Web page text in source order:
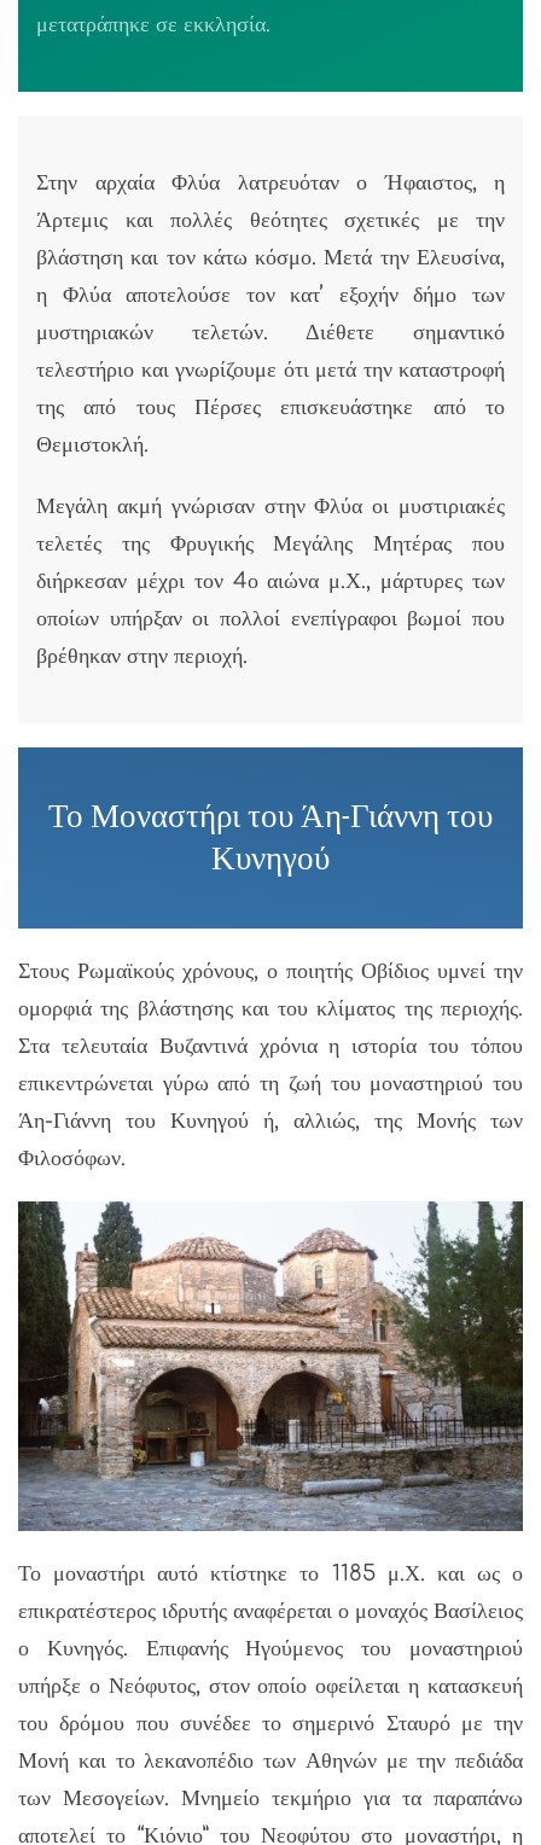
μετατράπηκε σε εκκλησία.
Στην αρχαία Φλύα λατρευόταν ο Ήφαιστος, η
Άρτεμις και πολλές θεότητες σχετικές με την
βλάστηση και τον κάτω κόσμο. Μετά την Ελευσίνα,
η Φλύα αποτελούσε τον κατ’ εξοχήν δήμο των
μυστηριακών τελετών. Διέθετε σημαντικό
τελεστήριο και γνωρίζουμε ότι μετά την καταστροφή
της από τους Πέρσες επισκευάστηκε από το
Θεμιστοκλή.
Μεγάλη ακμή γνώρισαν στην Φλύα οι μυστιριακές
τελετές της Φρυγικής Μεγάλης Μητέρας που
διήρκεσαν μέχρι τον 4ο αιώνα μ.Χ., μάρτυρες των
οποίων υπήρξαν οι πολλοί ενεπίγραφοι βωμοί που
βρέθηκαν στην περιοχή.
Το Μοναστήρι του Άη-Γιάννη του
Κυνηγού
Στους Ρωμαϊκούς χρόνους, ο ποιητής Οβίδιος υμνεί την
ομορφιά της βλάστησης και του κλίματος της περιοχής.
Στα τελευταία Βυζαντινά χρόνια η ιστορία του τόπου
επικεντρώνεται γύρω από τη ζωή του μοναστηριού του
Άη-Γιάννη του Κυνηγού ή, αλλιώς, της Μονής των
Φιλοσόφων.
Το μοναστήρι αυτό κτίστηκε το 1185 μ.Χ. και ως ο
επικρατέστερος ιδρυτής αναφέρεται ο μοναχός Βασίλειος
ο Κυνηγός. Επιφανής Ηγούμενος του μοναστηριού
υπήρξε ο Νεόφυτος, στον οποίο οφείλεται η κατασκευή
του δρόμου που συνέδεε το σημερινό Σταυρό με την
Μονή και το λεκανοπέδιο των Αθηνών με την πεδιάδα
των Μεσογείων. Μνημείο τεκμήριο για τα παραπάνω
αποτελεί το “Κιόνιο” του Νεοφύτου στο μοναστήρι, η